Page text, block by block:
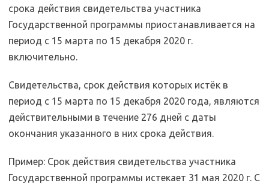
срока действия свидетельства участника
Государственной программы приостанавливается на
период с 15 марта по 15 декабря 2020 г.
включительно.
Свидетельства, срок действия которых истёк в
период с 15 марта по 15 декабря 2020 года, являются
действительными в течение 276 дней с даты
окончания указанного в них срока действия.
Пример: Срок действия свидетельства участника
Государственной программы истекает 31 мая 2020 г. С